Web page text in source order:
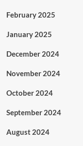
February 2025
January 2025
December 2024
November 2024
October 2024
September 2024
August 2024